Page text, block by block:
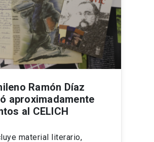
Ramón Díaz
aproximadamente
al CELICH
material literario,